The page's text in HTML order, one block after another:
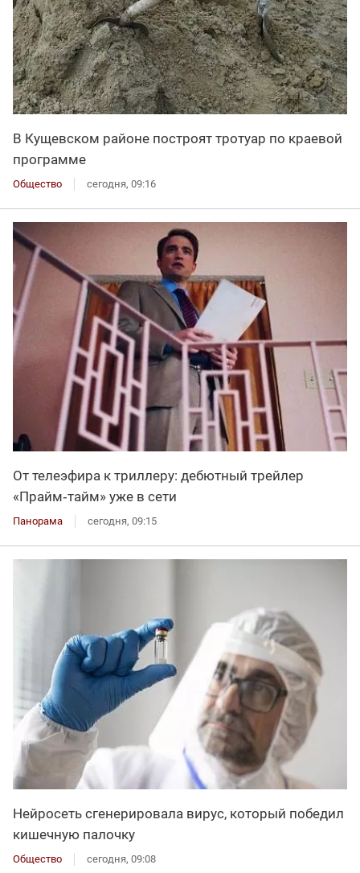
В Кущевском районе построят тротуар по краевой
программе
Общество сегодня, 09:16
От телеэфира к триллеру: дебютный трейлер
«Прайм‑тайм» уже в сети
Панорама сегодня, 09:15
Нейросеть сгенерировала вирус, который победил
кишечную палочку
Общество сегодня, 09:08